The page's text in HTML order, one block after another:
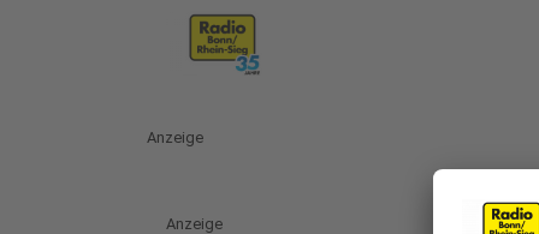
Anzeige
Anzeige